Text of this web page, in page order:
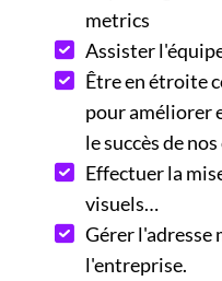
metrics
Assister
Être en étroite
pour améliorer
le succès de
Effectuer la
visuels…
Gérer l'adresse
l'entreprise.